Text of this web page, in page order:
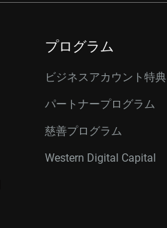
プログラム
ビジネスアカウント特典
パートナープログラム
慈善プログラム
Western Digital Capital